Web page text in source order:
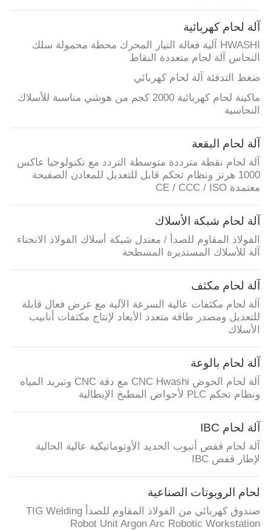
آلة لحام كهربائية
HWASHI آلية فعالة التيار المحرك محطة محمولة سلك
النحاس آلة لحام متعددة النقاط
ضغط التدفئة آلة لحام كهربائي
ماكينة لحام كهربائية 2000 كجم من هوشي مناسبة للأسلاك
النحاسية
آلة لحام البقعة
آلة لحام نقطة مترددة متوسطة التردد مع تكنولوجيا عاكس
1000 هرتز ونظام تحكم قابل للتعديل للمعادن الصفيحة
معتمدة CE / CCC / ISO
آلة لحام شبكة الأسلاك
الفولاذ المقاوم للصدأ / معتدل شبكة أسلاك الفولاذ الانحناء
آلة للأسلاك المستديرة المسطحة
آلة لحام مكثف
آلة لحام مكثفات عالية السرعة الآلية مع عرض فعال قابلة
للتعديل ومصدر طاقة متعدد الأبعاد لإنتاج مكثفات أنابيب
الأسلاك
آلة لحام بالوعة
آلة لحام الحوض CNC Hwashi مع دقة CNC وتبريد المياه
ونظام تحكم PLC لأحواض المطبخ الإيطالية
آلة لحام IBC
آلة لحام قفص أنبوب الحديد الأوتوماتيكية عالية الحالية
لإطار قفص IBC
لحام الروبوتات الصناعية
صندوق كهربائي من الفولاذ المقاوم للصدأ TIG Welding
Robot Unit Argon Arc Robotic Workstation